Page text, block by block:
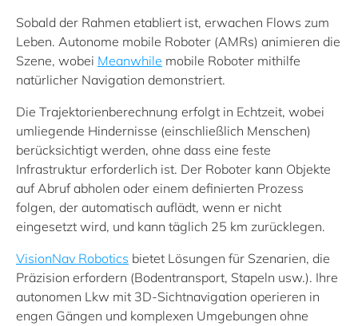
Sobald der Rahmen etabliert ist, erwachen Flows zum
Leben. Autonome mobile Roboter (AMRs) animieren die
Szene, wobei Meanwhile mobile Roboter mithilfe
natürlicher Navigation demonstriert.
Die Trajektorienberechnung erfolgt in Echtzeit, wobei
umliegende Hindernisse (einschließlich Menschen)
berücksichtigt werden, ohne dass eine feste
Infrastruktur erforderlich ist. Der Roboter kann Objekte
auf Abruf abholen oder einem definierten Prozess
folgen, der automatisch auflädt, wenn er nicht
eingesetzt wird, und kann täglich 25 km zurücklegen.
VisionNav Robotics bietet Lösungen für Szenarien, die
Präzision erfordern (Bodentransport, Stapeln usw.). Ihre
autonomen Lkw mit 3D-Sichtnavigation operieren in
engen Gängen und komplexen Umgebungen ohne